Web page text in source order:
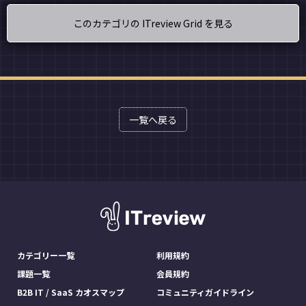
このカテゴリの ITreview Grid を見る
一覧へ戻る
カテゴリー一覧
課題一覧
B2B IT / SaaS カオスマップ
利用規約
会員規約
コミュニティガイドライン